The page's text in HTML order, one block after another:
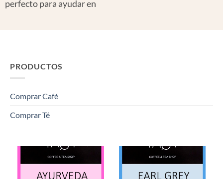
perfecto para ayudar en
PRODUCTOS
Comprar Café
Comprar Té